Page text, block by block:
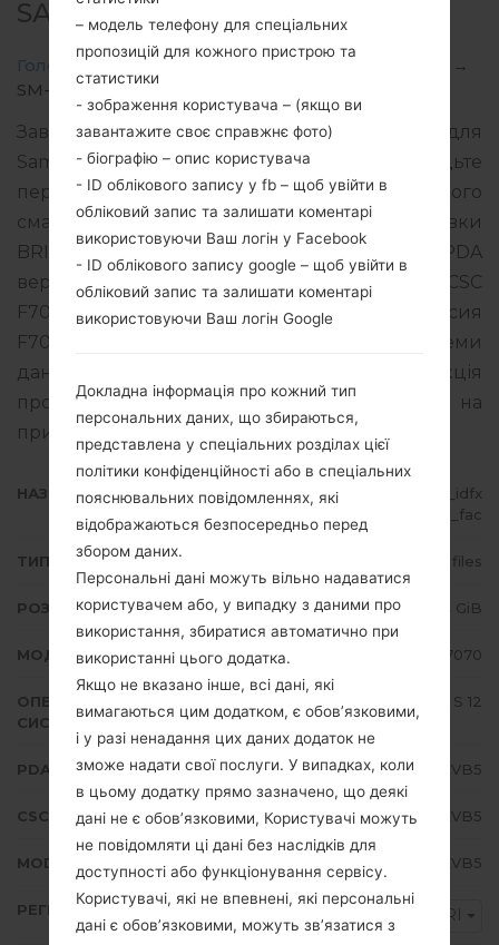
SAMSUNGGALAXY Z FLIP 5G
Головна Galaxy Z Flip 5G → SamsungSM-F7070
→
SM-F7070_4_20220216232730_idfxixm836_fac.zip
Завантажте останнє оновлення прошивки для
Samsung Galaxy Z Flip 5G, але не забудьте
перевірити, чи відповідає номер моделі вашого
смартфона вказаному SM-F7070. Код прошивки
BRI для TAIWAN. Продукт поставляється з PDA
версією F7070ZHS4EVB5 версія CSC
F7070OZS4EVB5, MODEM версия
F7070ZCS4EVB5. Версія операційної системи
даної прошивки Android S 12. Повна інструкція
про те, як прошивати стокову прошивку на
пристроях Samsung
тут
НАЗВА ФАЙЛУ
SM-F7070_4_20220216232730_idfx
ixm836_fac
ТИП ПРОШИВКИ 4 files
РОЗМІР ФАЙЛУ 5.74 GiB
МОДЕЛЬ Samsung SM-F7070
ОПЕРАЦІЙНА
СИСТЕМА
Android S 12
PDA/AP ВЕРСІЯ F7070ZHS4EVB5
CSC ВЕРСІЯ F7070OZS4EVB5
MODEM/CP ВЕРСІЯ F7070ZCS4EVB5
РЕГІОН BRI
– модель телефону для спеціальних
пропозицій для кожного пристрою та
статистики
- зображення користувача – (якщо ви
завантажите своє справжнє фото)
- біографію – опис користувача
- ID облікового запису у fb – щоб увійти в
обліковий запис та залишати коментарі
використовуючи Ваш логін у Facebook
- ID облікового запису google – щоб увійти в
обліковий запис та залишати коментарі
використовуючи Ваш логін Google
Докладна інформація про кожний тип
персональних даних, що збираються,
представлена у спеціальних розділах цієї
політики конфіденційності або в спеціальних
пояснювальних повідомленнях, які
відображаються безпосередньо перед
збором даних.
Персональні дані можуть вільно надаватися
користувачем або, у випадку з даними про
використання, збиратися автоматично при
використанні цього додатка.
Якщо не вказано інше, всі дані, які
вимагаються цим додатком, є обов’язковими,
і у разі ненадання цих даних додаток не
зможе надати свої послуги. У випадках, коли
в цьому додатку прямо зазначено, що деякі
дані не є обов’язковими, Користувачі можуть
не повідомляти ці дані без наслідків для
доступності або функціонування сервісу.
Користувачі, які не впевнені, які персональні
дані є обов’язковими, можуть зв’язатися з